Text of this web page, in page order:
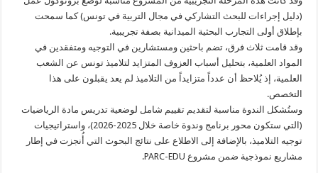
(دليل إجراءات للبحث التشاركي في مجال التربية في تونس) كما سمحت
بإطلاق أولى التجارب البحثية الميدانية بصفة تجريبية.
وقد قامت ثلاث فرق، تضم باحثين ومستشارين في التوجيه ومتفقدين في
المواد العلمية، بتحليل أسباب العزوف المتزايد لتلاميذ تونس عن الشعب
العلمية، إذ يُلاحظ أن عدداً متزايداً من التلاميذ لم يعد يقبلون على هذا
التخصص.
وستُشكل الندوة مناسبة لتقديم تقييم شامل لوضعية تدريس مادة الرياضيات
(التي ستكون محور برنامج وندوة خاصة خلال 2025-2026)، واستراتيجيات
توجيه التلاميذ، بالإضافة إلى الاطلاع على نتائج البحوث التي أُنجزت في إطار
مشاريع نموذجية ضمن مشروع PARC-EDU.